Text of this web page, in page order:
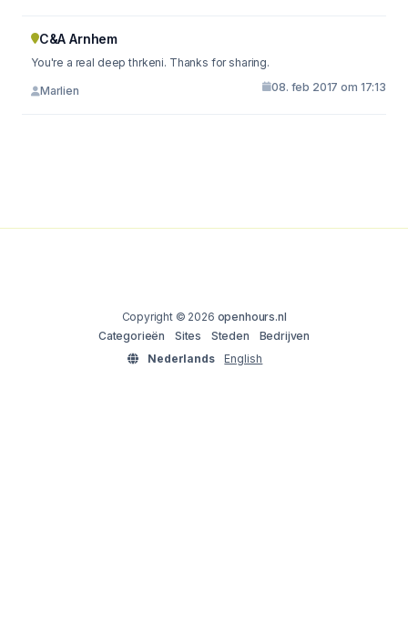
C&A Arnhem
You're a real deep thrkeni. Thanks for sharing.
Marlien 08. feb 2017 om 17:13
Copyright © 2026 openhours.nl
Categorieën
Sites Steden
Bedrijven
Nederlands
English